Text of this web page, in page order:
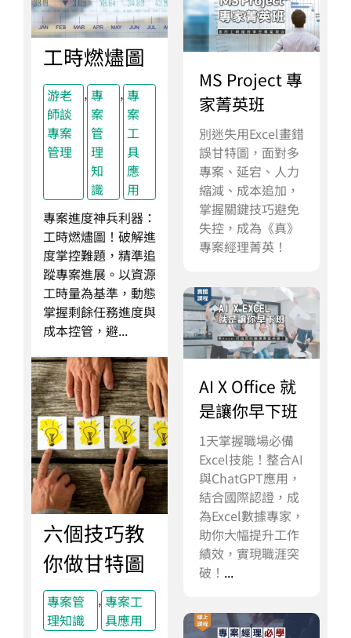
工時燃燼圖
游老
師談
專案
管理
, 專
案
管
理
知
識
, 專
案
工
具
應
用
專案進度神兵利器：
工時燃燼圖！破解進
度掌控難題，精準追
蹤專案進展。以資源
工時量為基準，動態
掌握剩餘任務進度與
成本控管，避...
六個技巧教
你做甘特圖
專案管
理知識
, 專案工
具應用
MS Project 專
家菁英班
別迷失用Excel畫錯
誤甘特圖，面對多
專案、延宕、人力
縮減、成本追加，
掌握關鍵技巧避免
失控，成為《真》
專案經理菁英！
AI X Office 就
是讓你早下班
1天掌握職場必備
Excel技能！整合AI
與ChatGPT應用，
結合國際認證，成
為Excel數據專家，
助你大幅提升工作
績效，實現職涯突
破！ ...